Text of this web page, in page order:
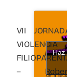
VII
VIOLENCIA
–
Haz